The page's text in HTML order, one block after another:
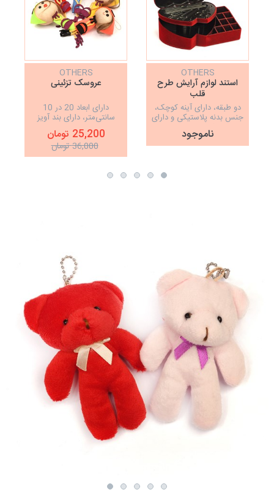
OTHERS
استند لوازم آرایش طرح
قلب
دو طبقه، دارای آینه کوچک،
جنس بدنه پلاستیکی و دارای
روکش مخملی
ناموجود
OTHERS
عروسک تزئینی
دارای ابعاد 20 در 10
سانتی‌متر، دارای بند آویز
25,200 تومان
36,000 تومان